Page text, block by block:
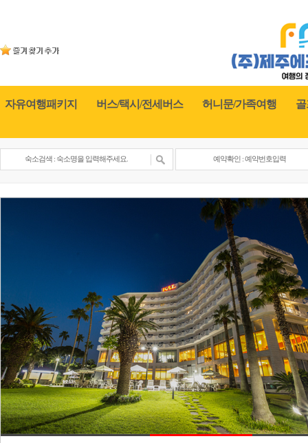
자유여행패키지 버스/택시/전세버스 허니문/가족여행